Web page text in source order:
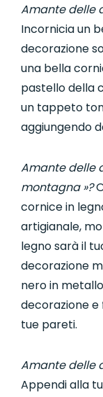
Amante delle
Incornicia un
decorazione
una bella
pastello della
un tappeto
aggiungendo
Amante delle
montagna »?
cornice in
artigianale,
legno sarà il
decorazione
nero in
decorazione
tue pareti.
Amante delle
Appendi alla